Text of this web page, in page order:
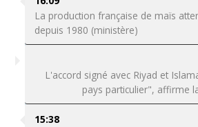
La production française de maïs
depuis 1980 (ministère)
L'accord signé avec Riyad et
pays particulier", affirme
15:38